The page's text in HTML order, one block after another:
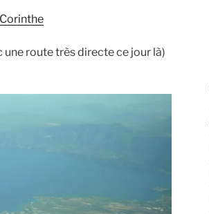
une route très directe ce jour là)